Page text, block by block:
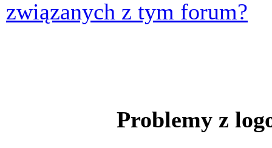
związanych z tym forum?
Problemy z